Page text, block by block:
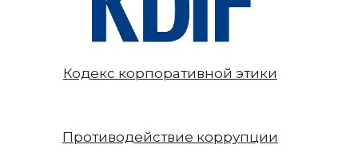
Кодекс корпоративной этики
Противодействие коррупции